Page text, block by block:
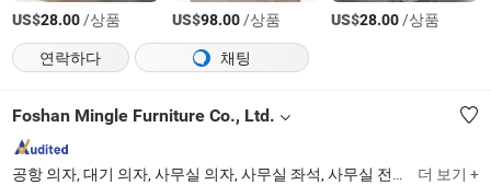
US$28.00/상품 US$98.00/상품 US$28.00/상품
연락하다
채팅
Foshan Mingle Furniture Co., Ltd.
공항 의자, 대기 의자, 사무실 의자, 사무실 좌석, 사무실 전화 부스, 사무실 팟, 공항 체크인 카운터, 사무실 소파, 여가 좌석, 사무실 가구 더 보기 +